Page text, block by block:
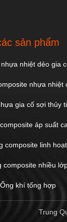
sản phẩm
nhựa nhiệt dẻo gia
nhựa nhiệt
gia cố sợi thủy
áp suất
composite linh hoạt
composite nhiều
Ống khí tổng hợp
Trung